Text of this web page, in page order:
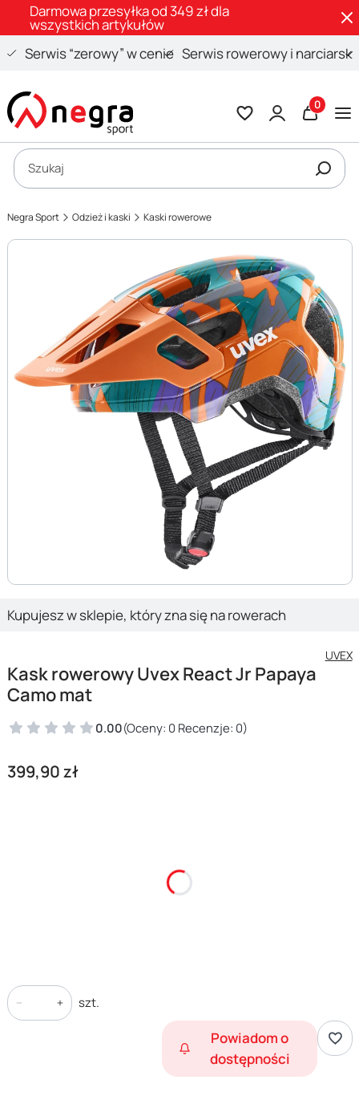
Darmowa przesyłka od 349 zł dla
wszystkich artykułów
Serwis “zerowy” w cenie Serwis rowerowy i narciarski
Otwórz wyszukiwarkę
Szukaj
Negra Sport Odzież i kaski Kaski rowerowe
Kupujesz w sklepie, który zna się na rowerach
UVEX
Kask rowerowy Uvex React Jr Papaya
Camo mat
0.00(Oceny: 0 Recenzje: 0)
Cena
399,90 zł
szt.
Powiadom o
dostępności